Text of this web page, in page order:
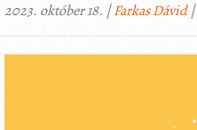
2023. október 18. |Farkas Dávid|